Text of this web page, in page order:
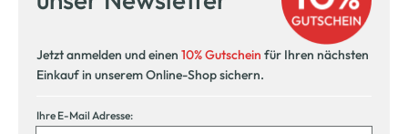
Jetzt anmelden und einen 10% Gutschein für Ihren nächsten
Einkauf in unserem Online-Shop sichern.
Ihre E-Mail Adresse: